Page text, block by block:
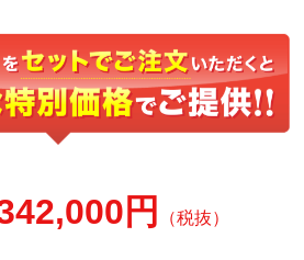
円 （税抜）